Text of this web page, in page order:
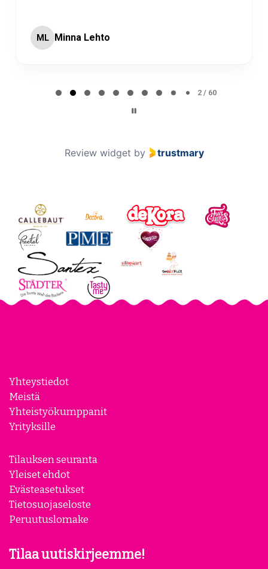
ML Minna Lehto
2 / 60
Review widget by trustmary
Yhteystiedot
Meistä
Yhteistyökumppanit
Yrityksille
Tilauksen seuranta
Yleiset ehdot
Evästeasetukset
Tietosuojaseloste
Peruutuslomake
Tilaa uutiskirjeemme!